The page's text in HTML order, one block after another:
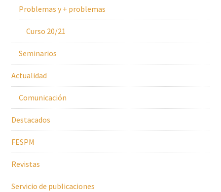
Problemas y + problemas
Curso 20/21
Seminarios
Actualidad
Comunicación
Destacados
FESPM
Revistas
Servicio de publicaciones